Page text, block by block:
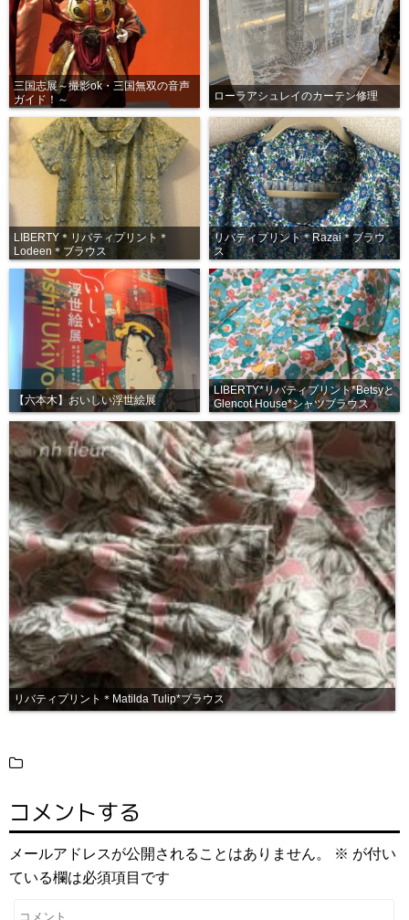
三国志展～撮影ok・三国無双の音声
ガイド！～
ローラアシュレイのカーテン修理
LIBERTY＊リバティプリント＊
Lodeen＊ブラウス
リバティプリント＊Razai＊ブラウ
ス
【六本木】おいしい浮世絵展
LIBERTY*リバティプリント*Betsyと
Glencot House*シャツブラウス
リバティプリント＊Matilda Tulip*ブラウス
コメントする
メールアドレスが公開されることはありません。 ※ が付い
ている欄は必須項目です